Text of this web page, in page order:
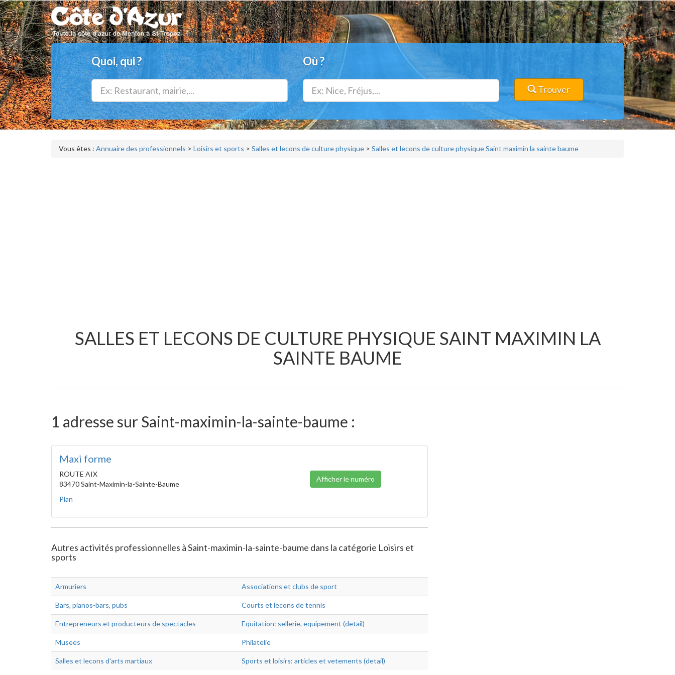
Quoi, qui ? Où ?
Trouver
Vous êtes : Annuaire des professionnels > Loisirs et sports > Salles et lecons de culture physique > Salles et lecons de culture physique Saint maximin la sainte baume
SALLES ET LECONS DE CULTURE PHYSIQUE SAINT MAXIMIN LA
SAINTE BAUME
1 adresse sur Saint-maximin-la-sainte-baume :
Maxi forme
ROUTE AIX
83470 Saint-Maximin-la-Sainte-Baume
Plan
Afficher le numéro
Autres activités professionnelles à Saint-maximin-la-sainte-baume dans la catégorie Loisirs et
sports
Armuriers Associations et clubs de sport
Bars, pianos-bars, pubs Courts et lecons de tennis
Entrepreneurs et producteurs de spectacles Equitation: sellerie, equipement (detail)
Musees Philatelie
Salles et lecons d'arts martiaux Sports et loisirs: articles et vetements (detail)